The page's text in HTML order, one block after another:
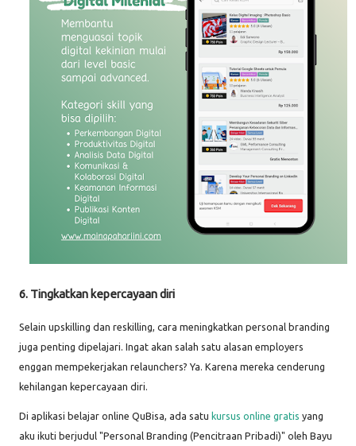
6. Tingkatkan kepercayaan diri
Selain upskilling dan reskilling, cara meningkatkan personal branding
juga penting dipelajari. Ingat akan salah satu alasan employers
enggan mempekerjakan relaunchers? Ya. Karena mereka cenderung
kehilangan kepercayaan diri.
Di aplikasi belajar online QuBisa, ada satu kursus online gratis yang
aku ikuti berjudul "Personal Branding (Pencitraan Pribadi)" oleh Bayu